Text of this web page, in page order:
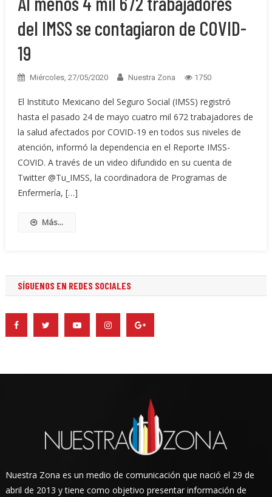
del IMSS se contagiaron de COVID-
19
Miércoles, 27/05/2020 Nuestra Zona 1750
El Instituto Mexicano del Seguro Social (IMSS) registró
hasta el pasado 24 de mayo cuatro mil 672 trabajadores de
la salud afectados por COVID-19 en todos sus niveles de
atención, informó la dependencia en el Reporte IMSS-
COVID. A través de un video difundido en su cuenta de
Twitter @Tu_IMSS, la coordinadora de Programas de
Enfermería, […]
Más...
SÍGUENOS EN REDES SOCIALES
Nuestra Zona es un medio de comunicación que nació el 29 de
abril de 2013 y tiene como objetivo presentar información de